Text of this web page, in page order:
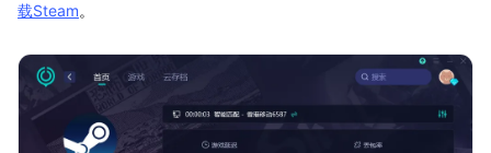
载Steam。